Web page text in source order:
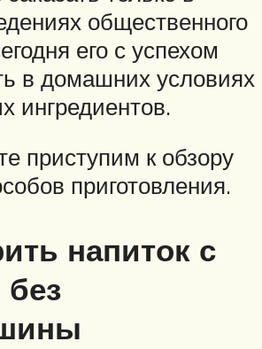
общественного
его с успехом
в домашних условиях
ингредиентов.
приступим к обзору
приготовления.
напиток с